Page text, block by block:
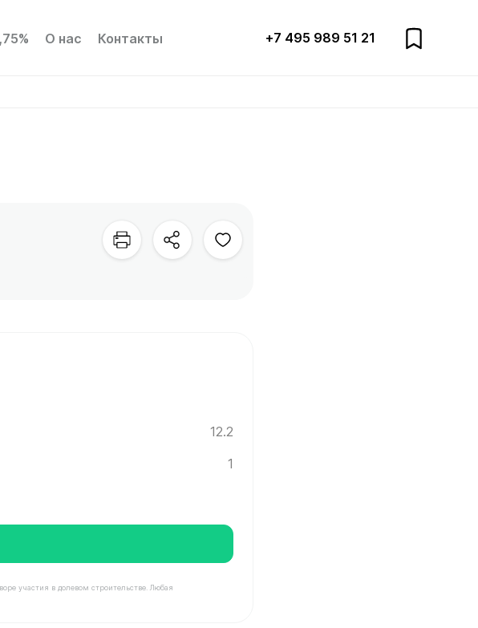
О нас Контакты +7 495 989 51 21
12.2
1
участия в долевом строительстве. Любая